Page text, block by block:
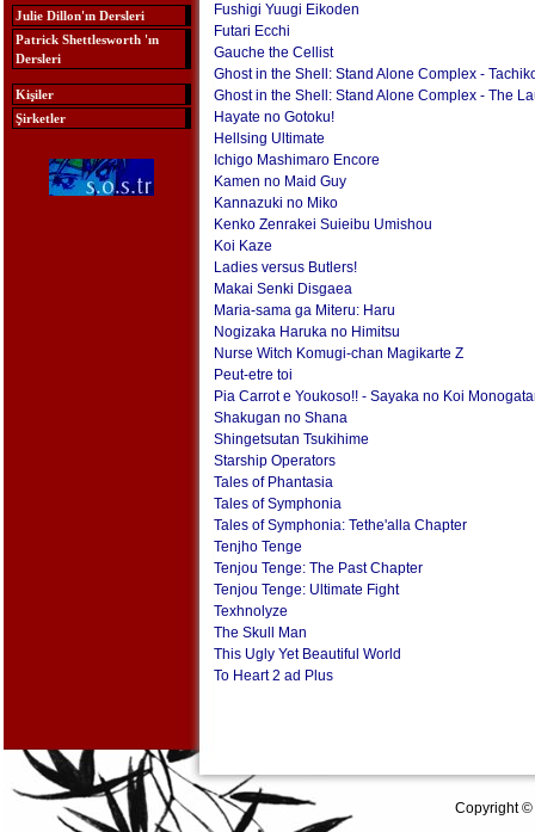
Julie Dillon'ın Dersleri
Patrick Shettlesworth 'ın
Dersleri
Kişiler
Şirketler
Fushigi Yuugi Eikoden
Futari Ecchi
Gauche the Cellist
Ghost in the Shell: Stand Alone Complex -
Ghost in the Shell: Stand Alone Complex - The
Hayate no Gotoku!
Hellsing Ultimate
Ichigo Mashimaro Encore
Kamen no Maid Guy
Kannazuki no Miko
Kenko Zenrakei Suieibu Umishou
Koi Kaze
Ladies versus Butlers!
Makai Senki Disgaea
Maria-sama ga Miteru: Haru
Nogizaka Haruka no Himitsu
Nurse Witch Komugi-chan Magikarte Z
Peut-etre toi
Pia Carrot e Youkoso!! - Sayaka no Koi
Shakugan no Shana
Shingetsutan Tsukihime
Starship Operators
Tales of Phantasia
Tales of Symphonia
Tales of Symphonia: Tethe'alla Chapter
Tenjho Tenge
Tenjou Tenge: The Past Chapter
Tenjou Tenge: Ultimate Fight
Texhnolyze
The Skull Man
This Ugly Yet Beautiful World
To Heart 2 ad Plus
Copyright ©